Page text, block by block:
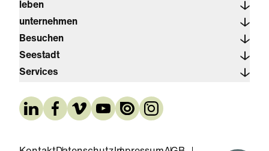
leben
unternehmen
Besuchen
Seestadt
Services